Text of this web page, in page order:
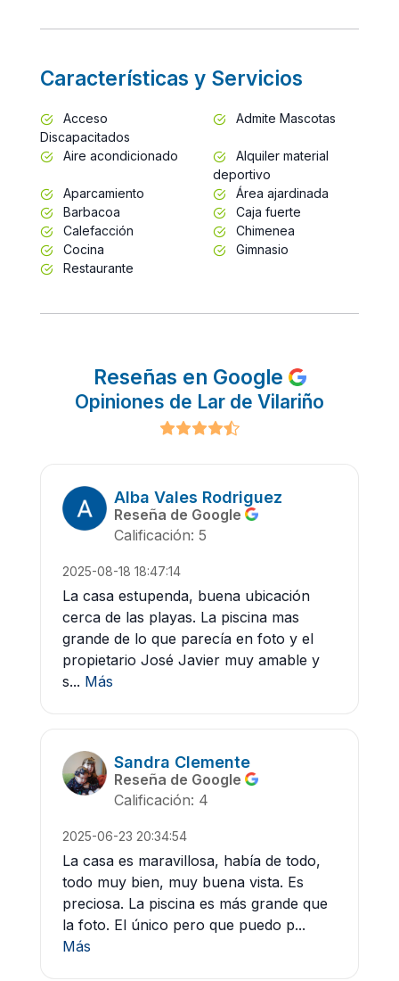
Características y Servicios
Acceso
Discapacitados
Admite Mascotas
Aire acondicionado
Alquiler material
deportivo
Aparcamiento
Área ajardinada
Barbacoa
Caja fuerte
Calefacción
Chimenea
Cocina
Gimnasio
Restaurante
Reseñas en Google
Opiniones de Lar de Vilariño
Alba Vales Rodriguez
Reseña de Google
Calificación: 5
2025-08-18 18:47:14
La casa estupenda, buena ubicación
cerca de las playas. La piscina mas
grande de lo que parecía en foto y el
propietario José Javier muy amable y
s... Más
Sandra Clemente
Reseña de Google
Calificación: 4
2025-06-23 20:34:54
La casa es maravillosa, había de todo,
todo muy bien, muy buena vista. Es
preciosa. La piscina es más grande que
la foto. El único pero que puedo p...
Más